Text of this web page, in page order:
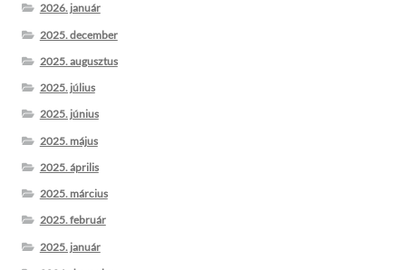
2026. január
2025. december
2025. augusztus
2025. július
2025. június
2025. május
2025. április
2025. március
2025. február
2025. január